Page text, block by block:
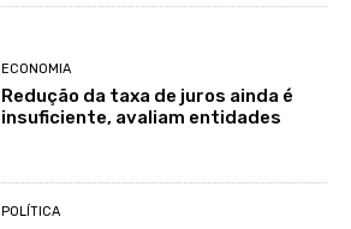
ECONOMIA
Redução da taxa de juros ainda é
insuficiente, avaliam entidades
POLÍTICA